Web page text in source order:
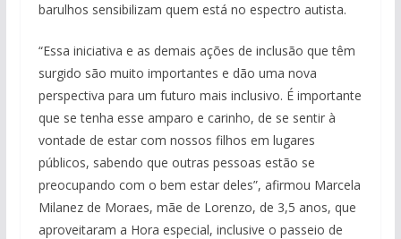
barulhos sensibilizam quem está no espectro autista.
“Essa iniciativa e as demais ações de inclusão que têm
surgido são muito importantes e dão uma nova
perspectiva para um futuro mais inclusivo. É importante
que se tenha esse amparo e carinho, de se sentir à
vontade de estar com nossos filhos em lugares
públicos, sabendo que outras pessoas estão se
preocupando com o bem estar deles”, afirmou Marcela
Milanez de Moraes, mãe de Lorenzo, de 3,5 anos, que
aproveitaram a Hora especial, inclusive o passeio de